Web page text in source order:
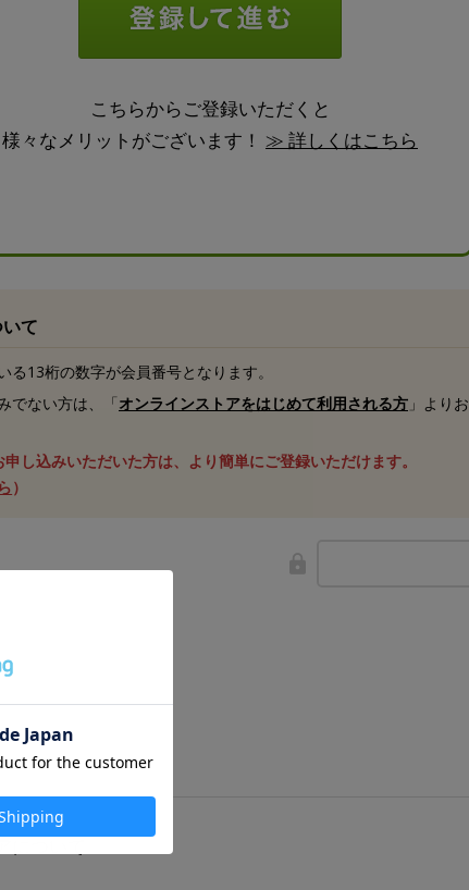
こちらからご登録いただくと
様々なメリットがございます！ ≫ 詳しくはこちら
て
る13桁の数字が会員番号となります。
でない方は、「オンラインストアをはじめて利用される方 」よりお
し込みいただいた方は、より簡単にご登録いただけます。
）